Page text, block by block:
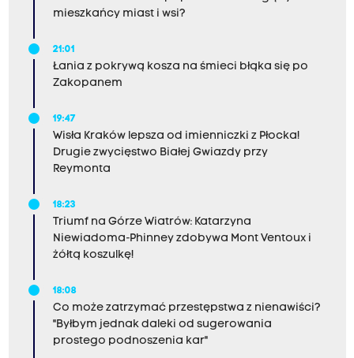
mieszkańcy miast i wsi?
21:01
Łania z pokrywą kosza na śmieci błąka się po
Zakopanem
19:47
Wisła Kraków lepsza od imienniczki z Płocka!
Drugie zwycięstwo Białej Gwiazdy przy
Reymonta
18:23
Triumf na Górze Wiatrów: Katarzyna
Niewiadoma-Phinney zdobywa Mont Ventoux i
żółtą koszulkę!
18:08
Co może zatrzymać przestępstwa z nienawiści?
"Byłbym jednak daleki od sugerowania
prostego podnoszenia kar"